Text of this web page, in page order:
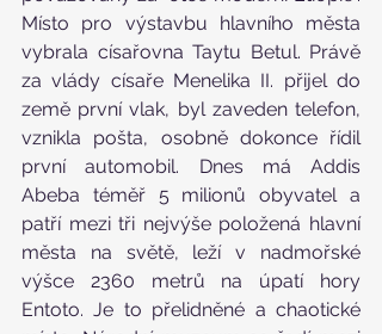
Místo pro výstavbu hlavního města
vybrala císařovna Taytu Betul. Právě
za vlády císaře Menelika II. přijel do
země první vlak, byl zaveden telefon,
vznikla pošta, osobně dokonce řídil
první automobil. Dnes má Addis
Abeba téměř 5 milionů obyvatel a
patří mezi tři nejvýše položená hlavní
města na světě, leží v nadmořské
výšce 2360 metrů na úpatí hory
Entoto. Je to přelidněné a chaotické